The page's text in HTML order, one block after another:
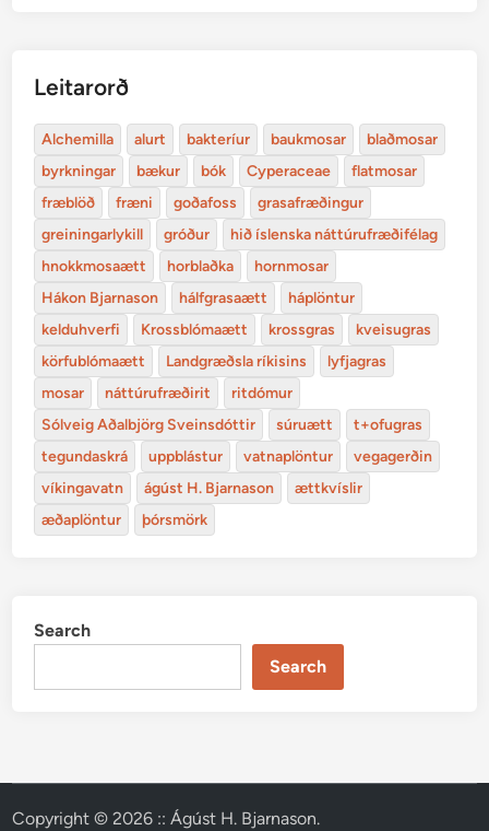
Leitarorð
Alchemilla alurt bakteríur baukmosar
blaðmosar
byrkningar
bækur bók Cyperaceae
flatmosar
fræblöð
fræni goðafoss
grasafræðingur
greiningarlykill
gróður
hið íslenska náttúrufræðifélag
hnokkmosaætt
horblaðka
hornmosar
Hákon Bjarnason
hálfgrasaætt
háplöntur
kelduhverfi
Krossblómaætt krossgras
kveisugras
körfublómaætt
Landgræðsla ríkisins
lyfjagras
mosar
náttúrufræðirit
ritdómur
Sólveig Aðalbjörg Sveinsdóttir
súruætt
t+ofugras
tegundaskrá
uppblástur vatnaplöntur
vegagerðin
víkingavatn
ágúst H. Bjarnason
ættkvíslir
æðaplöntur
þórsmörk
Search
Search
Copyright © 2026 :: Ágúst H. Bjarnason.